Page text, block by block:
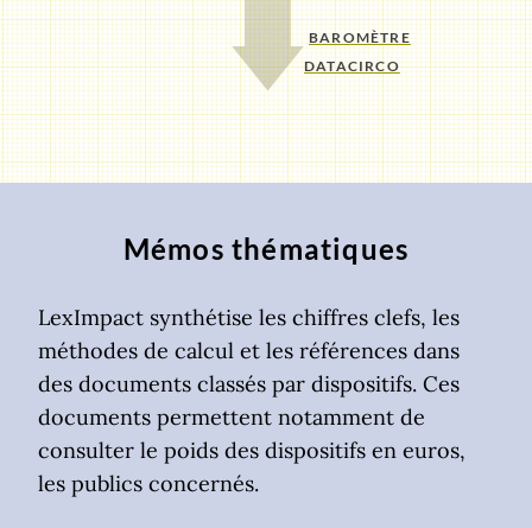
BAROMÈTRE
DATACIRCO
Mémos thématiques
LexImpact synthétise les chiffres clefs, les
méthodes de calcul et les références dans
des documents classés par dispositifs. Ces
documents permettent notamment de
consulter le poids des dispositifs en euros,
les publics concernés.